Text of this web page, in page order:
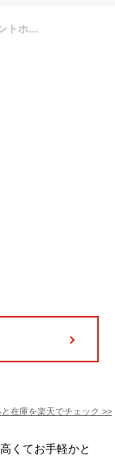
ストラップレスブラ 落ちない レディース ブライダルインナー フロントホック ストラップレス ブラ ずれない チューブトップブラ 盛れる 脇高 ノンワイヤー ベアトップ オフショルダー インナー ドレスインナー ブラジャー 盛りブラ 小胸
在庫を楽天でチェック >>
くてお手軽かと